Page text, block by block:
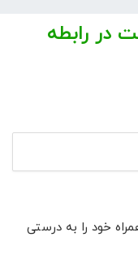
در رابطه
خود را به درستی